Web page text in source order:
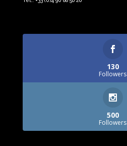
130
Followers
500
Followers